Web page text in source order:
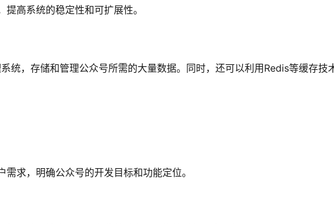
高系统的稳定性和可扩展性。
统，存储和管理公众号所需的大量数据。同时，还可以利用Redis等缓存技
求，明确公众号的开发目标和功能定位。